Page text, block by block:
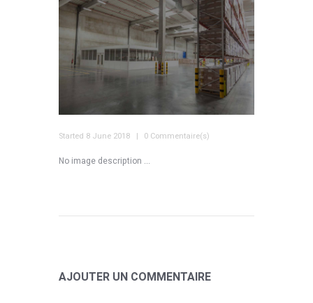
Started 8 June 2018 0 Commentaire(s)
No image description ...
AJOUTER UN COMMENTAIRE